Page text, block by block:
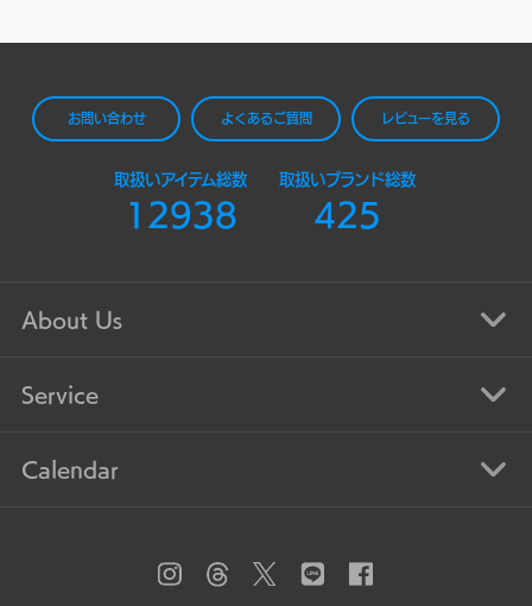
お問い合わせ よくあるご質問 レビューを見る
取扱いアイテム総数
12938
取扱いブランド総数
425
About Us
Service
Calendar